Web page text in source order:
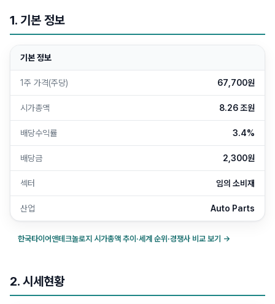
1. 기본 정보
기본 정보
1주 가격(주당) 67,700원
시가총액 8.26 조원
배당수익률 3.4%
배당금 2,300원
섹터 임의 소비재
산업 Auto Parts
한국타이어앤테크놀로지 시가총액 추이·세계 순위·경쟁사 비교 보기 →
2. 시세현황